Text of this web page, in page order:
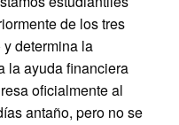
de los tres
determina la
la ayuda financiera
oficialmente al
antaño, pero no se